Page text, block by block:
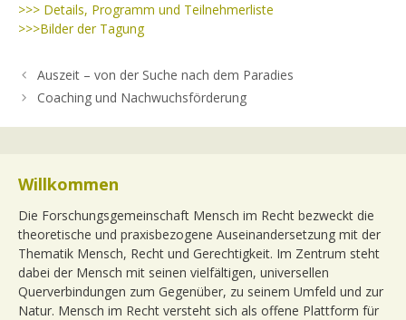
>>> Details, Programm und Teilnehmerliste
>>>Bilder der Tagung
Auszeit – von der Suche nach dem Paradies
Coaching und Nachwuchsförderung
Willkommen
Die Forschungsgemeinschaft Mensch im Recht bezweckt die
theoretische und praxisbezogene Auseinandersetzung mit der
Thematik Mensch, Recht und Gerechtigkeit. Im Zentrum steht
dabei der Mensch mit seinen vielfältigen, universellen
Querverbindungen zum Gegenüber, zu seinem Umfeld und zur
Natur. Mensch im Recht versteht sich als offene Plattform für